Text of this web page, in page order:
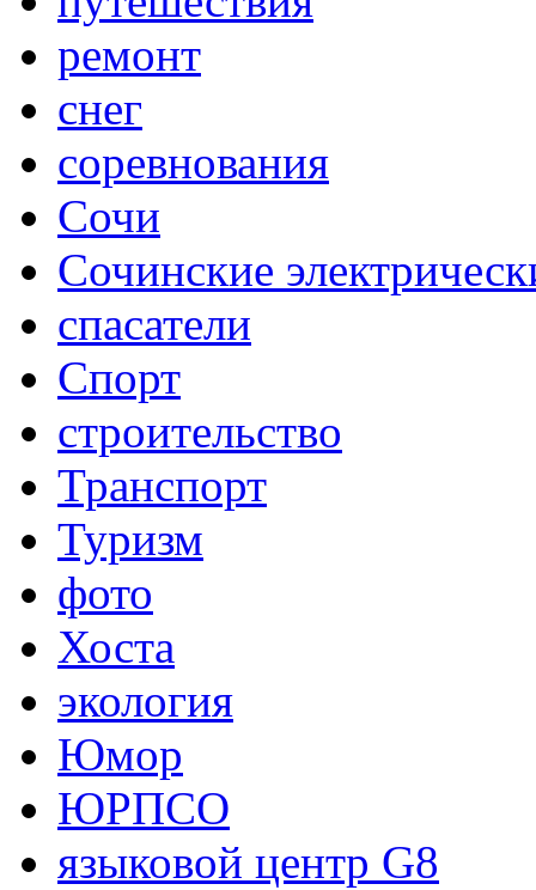
ремонт
снег
соревнования
Сочи
Сочинские
спасатели
Спорт
строительство
Транспорт
Туризм
фото
Хоста
экология
Юмор
ЮРПСО
языковой центр G8